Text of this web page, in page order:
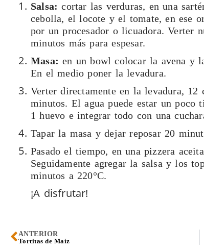
Salsa: cortar las verduras, en una
cebolla, el locote y el tomate, en ese
por un procesador o licuadora. Verter
minutos más para espesar.
Masa: en un bowl colocar la avena y
En el medio poner la levadura.
Verter directamente en la levadura, 12
minutos. El agua puede estar un poco
1 huevo e integrar todo con una
Tapar la masa y dejar reposar 20
Pasado el tiempo, en una pizzera
Seguidamente agregar la salsa y los
minutos a 220°C.
¡A disfrutar!
ANTERIOR
Tortitas de Maíz